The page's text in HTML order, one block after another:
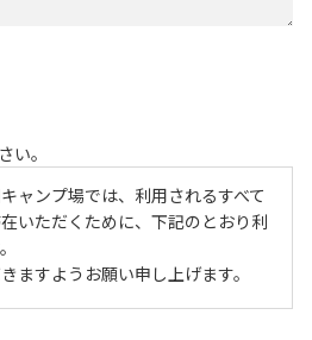
い。
ャンプ場では、利用されるすべて
いただくために、下記のとおり利
ますようお願い申し上げます。